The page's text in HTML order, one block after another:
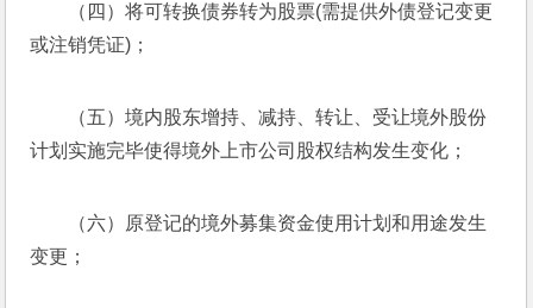
（四）将可转换债券转为股票(需提供外债登记变更
或注销凭证)；
（五）境内股东增持、减持、转让、受让境外股份
计划实施完毕使得境外上市公司股权结构发生变化；
（六）原登记的境外募集资金使用计划和用途发生
变更；